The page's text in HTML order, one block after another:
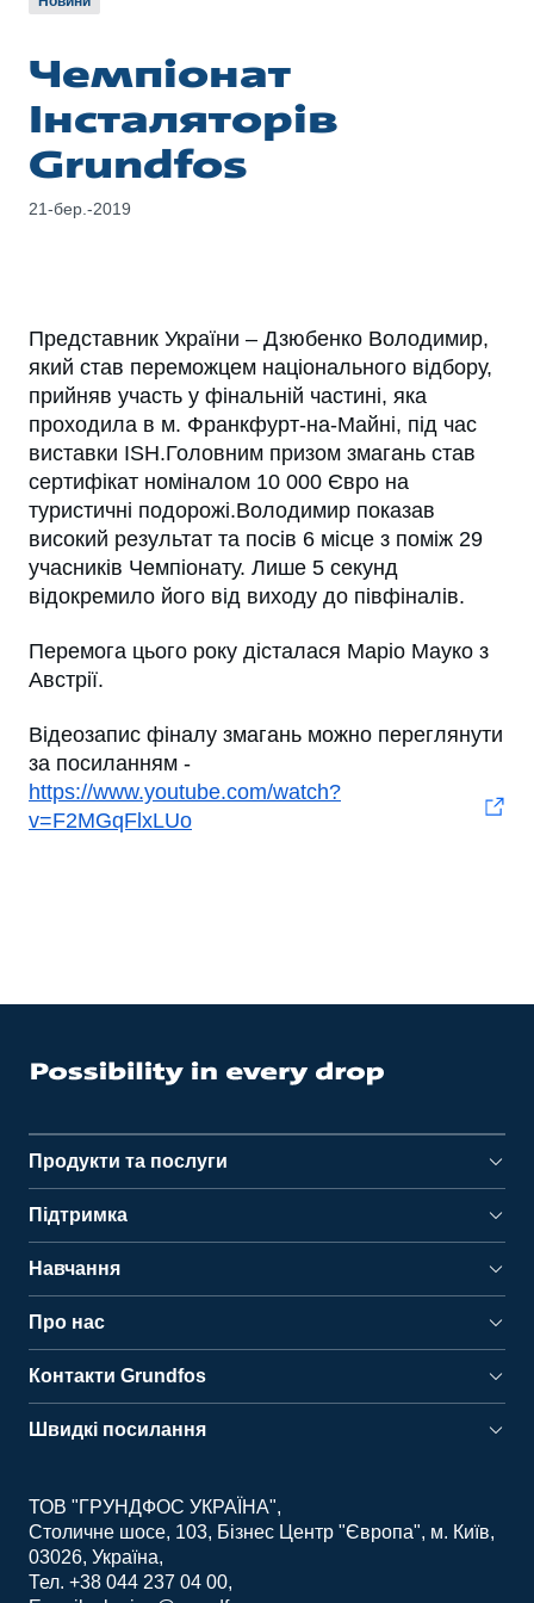
Чемпіонат
Інсталяторів
Grundfos
21-бер.-2019
Представник України – Дзюбенко Володимир,
який став переможцем національного відбору,
прийняв участь у фінальній частині, яка
проходила в м. Франкфурт-на-Майні, під час
виставки ISH.Головним призом змагань став
сертифікат номіналом 10 000 Євро на
туристичні подорожі.Володимир показав
високий результат та посів 6 місце з поміж 29
учасників Чемпіонату. Лише 5 секунд
відокремило його від виходу до півфіналів.
Перемога цього року дісталася Маріо Мауко з
Австрії.
Відеозапис фіналу змагань можно переглянути
за посиланням -
https://www.youtube.com/watch?
v=F2MGqFlxLUo
Продукти та послуги
Підтримка
Навчання
Про нас
Контакти Grundfos
Швидкі посилання
ТОВ "ГРУНДФОС УКРАЇНА"
Столичне шосе, 103, Бізнес Центр "Європа", м. Київ,
03026, Україна
Тел. +38 044 237 04 00